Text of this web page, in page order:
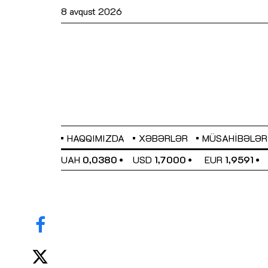
8 avqust 2026
HAQQIMIZDA XƏBƏRLƏR
MÜSAHIBƏLƏR
UAH 0,0380 USD 1,7000 EUR 1,9591